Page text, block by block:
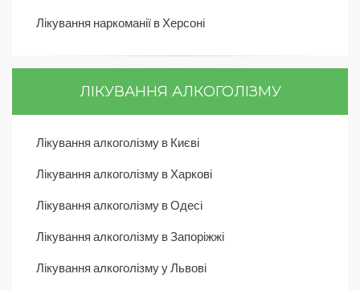
Лікування наркоманії в Херсоні
ЛІКУВАННЯ АЛКОГОЛІЗМУ
Лікування алкоголізму в Києві
Лікування алкоголізму в Харкові
Лікування алкоголізму в Одесі
Лікування алкоголізму в Запоріжжі
Лікування алкоголізму у Львові